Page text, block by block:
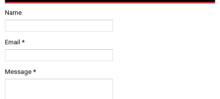
Name
Email *
Message *